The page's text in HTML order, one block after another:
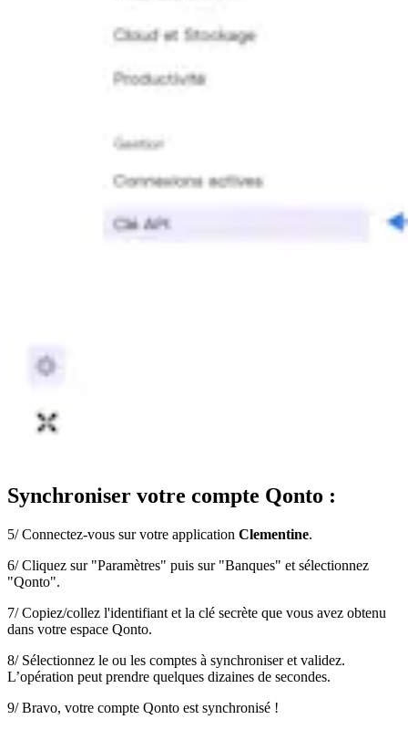
Synchroniser votre compte Qonto :
5/ Connectez-vous sur votre application Clementine.
6/ Cliquez sur "Paramètres" puis sur "Banques" et sélectionnez
"Qonto".
7/ Copiez/collez l'identifiant et la clé secrète que vous avez obtenu
dans votre espace Qonto.
8/ Sélectionnez le ou les comptes à synchroniser et validez.
L’opération peut prendre quelques dizaines de secondes.
9/ Bravo, votre compte Qonto est synchronisé !